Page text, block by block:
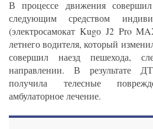
В процессе движения
следующим средством
(электросамокат Kugо J2 Pro
летнего водителя, который
совершил наезд пешехода,
направлении. В результате
получила телесные
амбулаторное лечение.